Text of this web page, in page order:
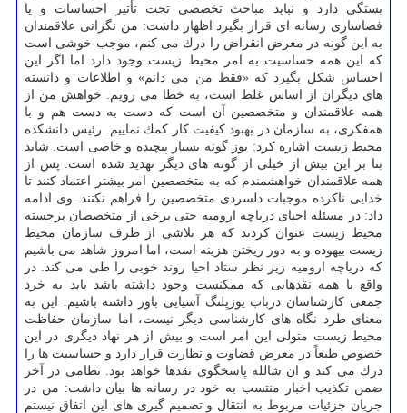
بستگی دارد و نباید مباحث تخصصی تحت تأثیر احساسات و یا
فضاسازی رسانه ای قرار بگیرد اظهار داشت: من نگرانی علاقمندان
به این گونه در معرض انقراض را درك می كنم، موجب خوشی است
كه این همه حساسیت به امر محیط زیست وجود دارد اما اگر این
احساس شكل بگیرد كه «فقط من می دانم» و اطلاعات و دانسته
های دیگران از اساس غلط است، به خطا می رویم. خواهش من از
همه علاقمندان و متخصصین آن است كه دست به دست هم و با
همفكری، به سازمان در بهبود كیفیت كار كمك نماییم. رئیس دانشكده
محیط زیست اشاره كرد: یوز گونه بسیار پیچیده و خاصی است. شاید
بنا بر این بیش از خیلی از گونه های دیگر تهدید شده است. پس از
همه علاقمندان خواهشمندم كه به متخصصین امر بیشتر اعتماد كنند تا
خدایی ناكرده موجبات دلسردی متخصصین را فراهم نكنند. وی ادامه
داد: در مسئله احیای دریاچه ارومیه حتی برخی از متخصصان برجسته
محیط زیست عنوان كردند كه هر تلاشی از طرف سازمان محیط
زیست بیهوده و به دور ریختن هزینه است، اما امروز شاهد می باشیم
كه دریاچه ارومیه زیر نظر ستاد احیا روند خوبی را طی می كند. در
واقع با همه نقدهایی كه ممكنست وجود داشته باشد باید به خرد
جمعی كارشناسان درباب یوزپلنگ آسیایی باور داشته باشیم. این به
معنای طرد نگاه های كارشناسی دیگر نیست، اما سازمان حفاظت
محیط زیست متولی این امر است و بیش از هر نهاد دیگری در این
خصوص طبعاً در معرض قضاوت و نظارت قرار دارد و حساسیت ها را
درك می كند و ان شالله پاسخگوی نقدها خواهد بود. نظامی در آخر
ضمن تكذیب اخبار منتسب به خود در رسانه ها بیان داشت: من در
جریان جزئیات مربوط به انتقال و تصمیم گیری های این اتفاق نیستم